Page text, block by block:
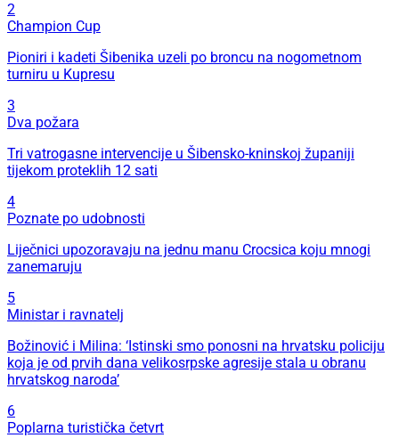
2
Champion Cup
Pioniri i kadeti Šibenika uzeli po broncu na nogometnom
turniru u Kupresu
3
Dva požara
Tri vatrogasne intervencije u Šibensko-kninskoj županiji
tijekom proteklih 12 sati
4
Poznate po udobnosti
Liječnici upozoravaju na jednu manu Crocsica koju mnogi
zanemaruju
5
Ministar i ravnatelj
Božinović i Milina: ‘Istinski smo ponosni na hrvatsku policiju
koja je od prvih dana velikosrpske agresije stala u obranu
hrvatskog naroda’
6
Poplarna turistička četvrt